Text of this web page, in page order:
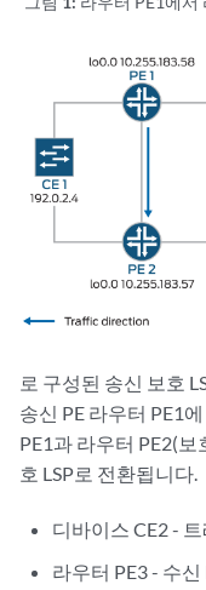
로 구성된 송신 보호
송신 PE 라우터 PE1
PE1과 라우터 PE2(보
호 LSP로 전환됩니다.
디바이스 CE2 -
라우터 PE3 - 수신